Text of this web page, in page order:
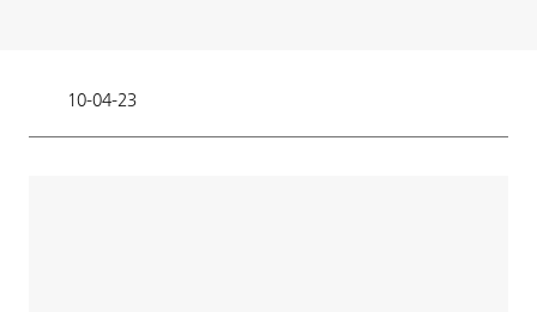
10-04-23